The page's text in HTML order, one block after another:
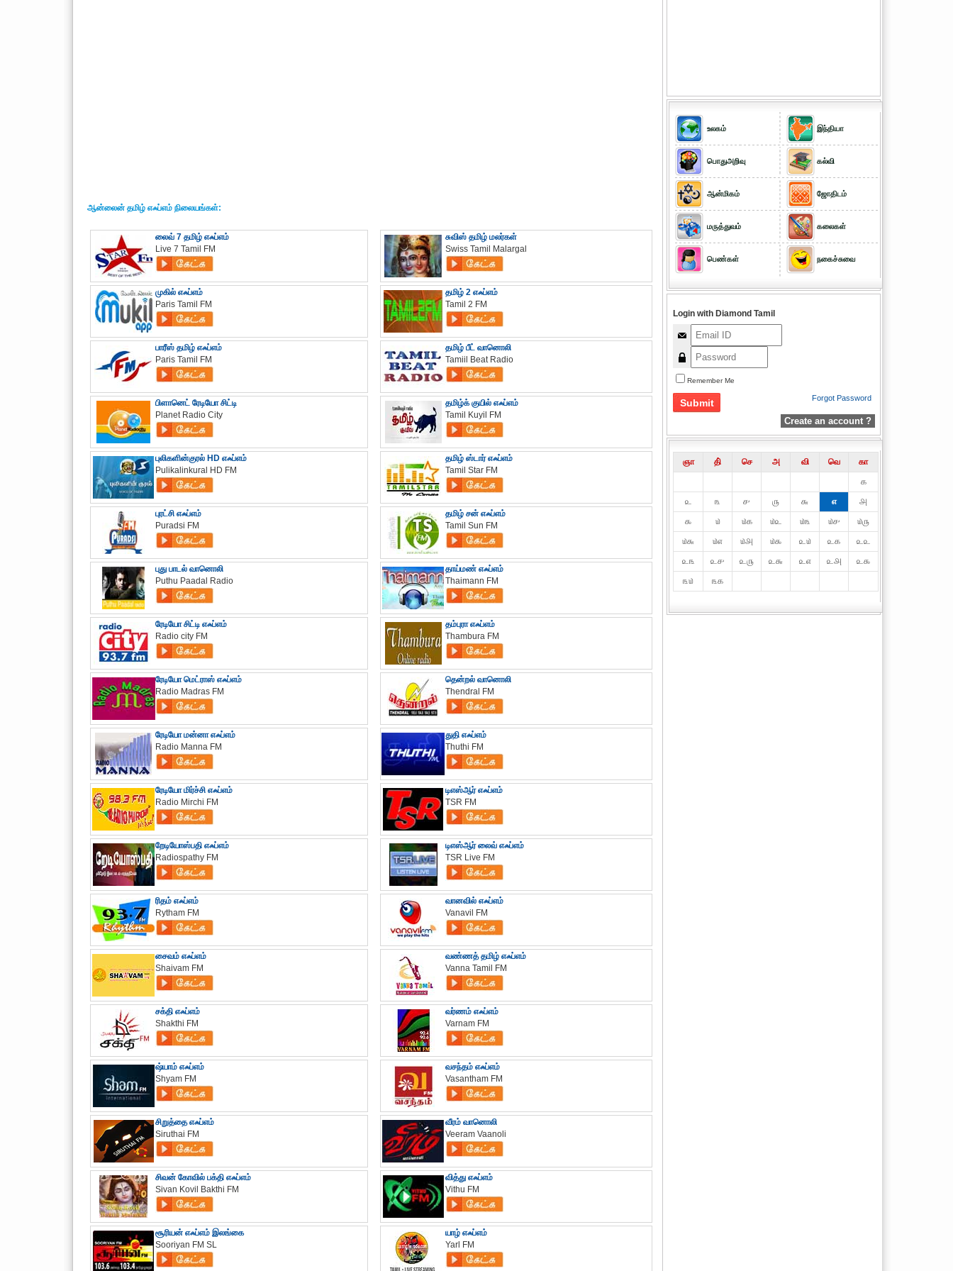
ஆன்லைன் தமிழ் எஃப்எம் நிலையங்கள்:
லைவ் 7 தமிழ் எஃப்எம்
Live 7 Tamil FM
முகில் எஃப்எம்
Paris Tamil FM
பாரீஸ் தமிழ் எஃப்எம்
Paris Tamil FM
பிளானெட் ரேடியோ சிட்டி
Planet Radio City
புலிகளின்குரல் HD எஃப்எம்
Pulikalinkural HD FM
புரட்சி எஃப்எம்
Puradsi FM
புது பாடல் வானொலி
Puthu Paadal Radio
ரேடியோ சிட்டி எஃப்எம்
Radio city FM
ரேடியோ மெட்ராஸ் எஃப்எம்
Radio Madras FM
ரேடியோ மன்னா எஃப்எம்
Radio Manna FM
ரேடியோ மிர்ச்சி எஃப்எம்
Radio Mirchi FM
றேடியோஸ்பதி எஃப்எம்
Radiospathy FM
ரிதம் எஃப்எம்
Rytham FM
சைவம் எஃப்எம்
Shaivam FM
சக்தி எஃப்எம்
Shakthi FM
ஷ்யாம் எஃப்எம்
Shyam FM
சிறுத்தை எஃப்எம்
Siruthai FM
சிவன் கோவில் பக்தி எஃப்எம்
Sivan Kovil Bakthi FM
சூரியன் எஃப்எம் இலங்கை
Sooriyan FM SL
சுவிஸ் தமிழ் மலர்கள்
Swiss Tamil Malargal
தமிழ் 2 எஃப்எம்
Tamil 2 FM
தமிழ் பீட் வானொலி
Tamiil Beat Radio
தமிழ்க் குயில் எஃப்எம்
Tamil Kuyil FM
தமிழ் ஸ்டார் எஃப்எம்
Tamil Star FM
தமிழ் சன் எஃப்எம்
Tamil Sun FM
தாய்மண் எஃப்எம்
Thaimann FM
தம்புரா எஃப்எம்
Thambura FM
தென்றல் வானொலி
Thendral FM
துதி எஃப்எம்
Thuthi FM
டிஎஸ்ஆர் எஃப்எம்
TSR FM
டிஎஸ்ஆர் லைவ் எஃப்எம்
TSR Live FM
வானவில் எஃப்எம்
Vanavil FM
வண்ணத் தமிழ் எஃப்எம்
Vanna Tamil FM
வர்ணம் எஃப்எம்
Varnam FM
வசந்தம் எஃப்எம்
Vasantham FM
வீரம் வானொலி
Veeram Vaanoli
வித்து எஃப்எம்
Vithu FM
யாழ் எஃப்எம்
Yarl FM
உலகம்
பொதுஅறிவு
ஆன்மிகம்
மருத்துவம்
பெண்கள்
இந்தியா
கல்வி
ஜோதிடம்
கலைகள்
நகைச்சுவை
Login with Diamond Tamil
Remember Me
Forgot Password
Create an account ?
ஞா தி் செ அ வி வெ
கா
௧
௨
௩ ௪ ௫ ௬ ௭
௮
௯
௰ ௰௧ ௰௨ ௰௩ ௰௪
௰௫
௰௬
௰௭ ௰௮ ௰௯ ௨௰ ௨௧
௨௨
௨௩
௨௪ ௨௫ ௨௬ ௨௭ ௨௮
௨௯
௩௰
௩௧